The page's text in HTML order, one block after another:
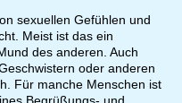
sexuellen Gefühlen und
Meist ist das ein
des anderen. Auch
oder anderen
Für manche Menschen ist